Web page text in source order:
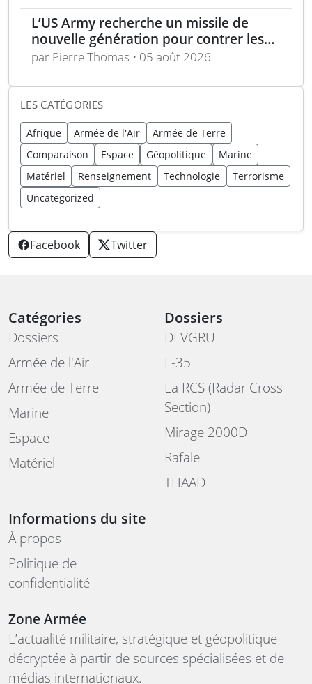
L’US Army recherche un missile de
nouvelle génération pour contrer les
petits drones (NGCM)
par Pierre Thomas • 05 août 2026
LES CATÉGORIES
Afrique Armée de l'Air
Armée de Terre
Comparaison
Espace Géopolitique
Marine
Matériel
Renseignement Technologie
Terrorisme
Uncategorized
Facebook Twitter
Catégories
Dossiers
Armée de l'Air
Armée de Terre
Marine
Espace
Matériel
Dossiers
DEVGRU
F-35
La RCS (Radar Cross
Section)
Mirage 2000D
Rafale
THAAD
Informations du site
À propos
Politique de
confidentialité
Zone Armée
L’actualité militaire, stratégique et géopolitique
décryptée à partir de sources spécialisées et de
médias internationaux.